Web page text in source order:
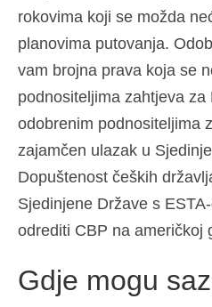
rokovima koji se možda
planovima putovanja.
vam brojna prava koja se
podnositeljima zahtjeva za
odobrenim podnositeljima
zajamčen ulazak u
Dopuštenost čeških
Sjedinjene Države s
odrediti CBP na američkoj
Gdje mogu